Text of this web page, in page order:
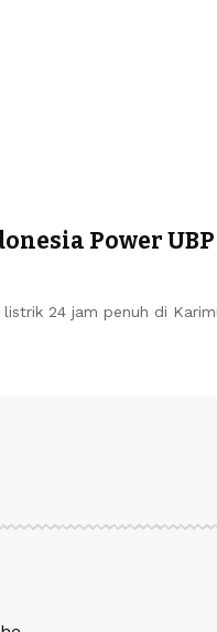
Power
listrik 24 jam penuh di